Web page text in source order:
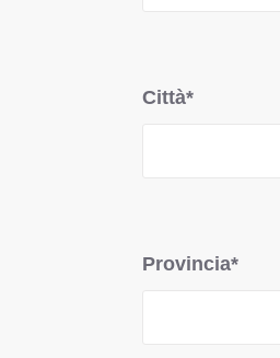
Città*
Provincia*